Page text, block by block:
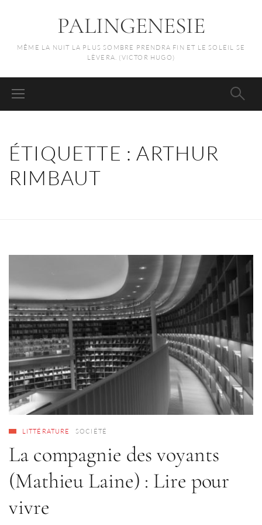
PALINGENESIE
MÊME LA NUIT LA PLUS SOMBRE PRENDRA FIN ET LE SOLEIL SE
LÈVERA. (VICTOR HUGO)
ÉTIQUETTE :ARTHUR
RIMBAUT
LITTÉRATURE SOCIÉTÉ
La compagnie des voyants
(Mathieu Laine) : Lire pour
vivre